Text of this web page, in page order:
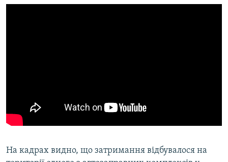
На кадрах видно, що затримання відбувалося на